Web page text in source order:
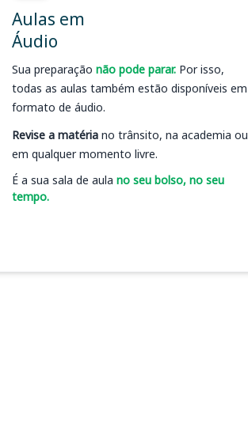
Aulas em
Áudio
Sua preparação não pode parar. Por isso,
todas as aulas também estão disponíveis em
formato de áudio.
Revise a matéria no trânsito, na academia ou
em qualquer momento livre.
É a sua sala de aula no seu bolso, no seu
tempo.